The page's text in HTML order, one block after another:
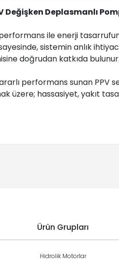
Değişken Deplasmanlı
ile enerji
sistemin anlık
doğrudan katkıda bulunur.
performans sunan
üzere; hassasiyet, yakıt
Ürün Grupları
Hidrolik Motorlar